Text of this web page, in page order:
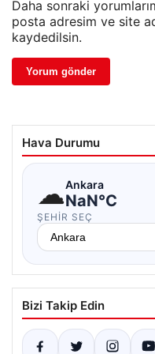
Daha sonraki
posta adresim ve site
kaydedilsin.
Hava Durumu
☁Ankara
NaN°C
ŞEHIR SEÇ
Bizi Takip Edin